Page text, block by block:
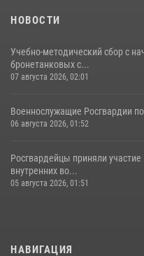
НОВОСТИ
Учебно-методический сбор с
бронетанковых с...
07 августа 2026, 02:01
Военнослужащие Росгвардии
06 августа 2026, 01:52
Росгвардейцы приняли
внутренних во...
05 августа 2026, 01:51
НАВИГАЦИЯ